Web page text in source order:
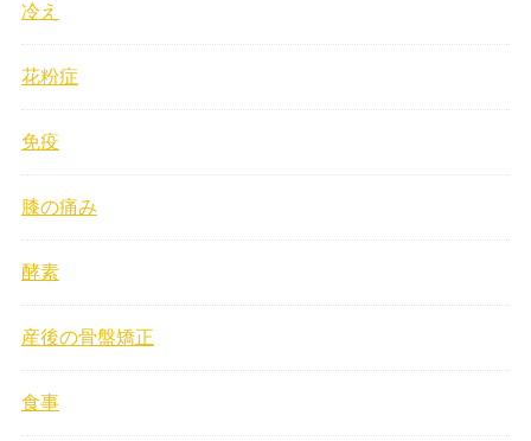
冷え
花粉症
免疫
膝の痛み
酵素
産後の骨盤矯正
食事